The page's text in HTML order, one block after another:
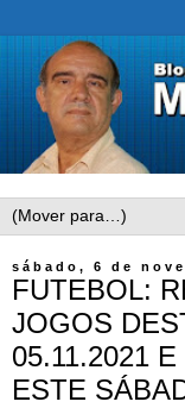
sábado, 6 de
FUTEBOL:
JOGOS
05.11.2021
ESTE